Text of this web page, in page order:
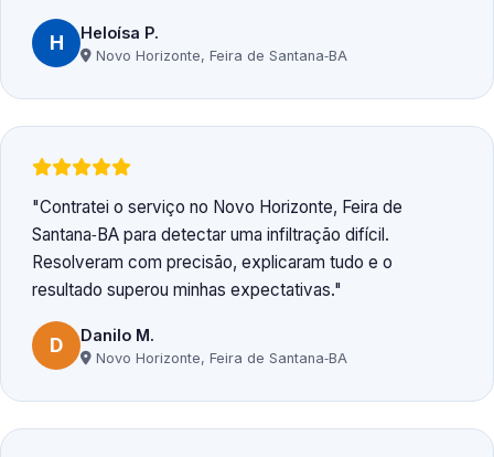
H Heloísa P.
Novo Horizonte, Feira de Santana‑BA
Contratei o serviço no Novo Horizonte, Feira de
Santana‑BA para detectar uma infiltração difícil.
Resolveram com precisão, explicaram tudo e o
resultado superou minhas expectativas.
D Danilo M.
Novo Horizonte, Feira de Santana‑BA